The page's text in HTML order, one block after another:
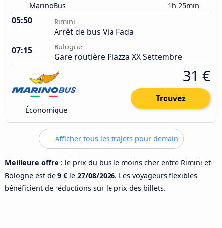
MarinoBus 1h 25min
05:50 Rimini
Arrêt de bus Via Fada
07:15
Bologne
Gare routière Piazza XX Settembre
Économique
31 €
Trouvez
Afficher tous les trajets pour demain
Meilleure offre : le prix du bus le moins cher entre Rimini et
Bologne est de 9 € le 27/08/2026. Les voyageurs flexibles
bénéficient de réductions sur le prix des billets.